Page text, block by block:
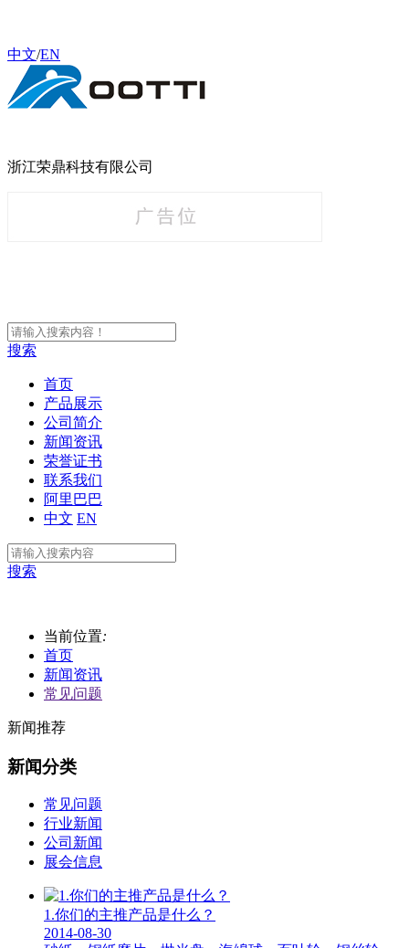
中文/EN
浙江荣鼎科技有限公司
搜索
首页
产品展示
公司简介
新闻资讯
荣誉证书
联系我们
阿里巴巴
中文 EN
搜索
当前位置:
首页
新闻资讯
常见问题
新闻推荐
新闻分类
常见问题
行业新闻
公司新闻
展会信息
1.你们的主推产品是什么？
2014-08-30